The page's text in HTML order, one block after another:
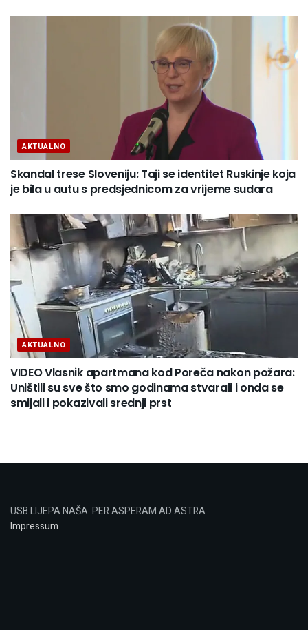
AKTUALNO
Skandal trese Sloveniju: Taji se identitet Ruskinje koja
je bila u autu s predsjednicom za vrijeme sudara
AKTUALNO
VIDEO Vlasnik apartmana kod Poreča nakon požara:
Uništili su sve što smo godinama stvarali i onda se
smijali i pokazivali srednji prst
USB LIJEPA NAŠA: PER ASPERAM AD ASTRA
Impressum